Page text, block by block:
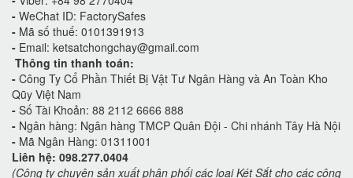
- WeChat ID: FactorySafes
- Mã số thuế: 0101391913
- Email: ketsatchongchay@gmail.com
Thông tin thanh toán:
- Công Ty Cổ Phần Thiết Bị Vật Tư Ngân Hàng và An Toàn Kho
Qũy Việt Nam
- Số Tài Khoản: 88 2112 6666 888
- Ngân hàng: Ngân hàng TMCP Quân Đội - Chi nhánh Tây Hà Nội
- Mã Ngân Hàng: 01311001
Liên hệ: 098.277.0404
(Công ty chuyên sản xuất phân phối các loại Két Sắt cho các công